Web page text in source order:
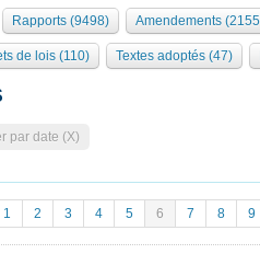
organes
Présidents Bureau Collège des
clés
l'Assemblée ... )
Bourbon
Rapports (9498) Amendements
de lois (110) Textes adoptés (47)
par date (X)
1 2 3 4 5 6 7 8 9